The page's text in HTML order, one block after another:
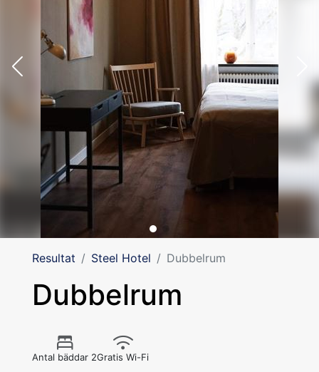
Resultat Steel Hotel Dubbelrum
Dubbelrum
Antal bäddar 2Gratis Wi-Fi